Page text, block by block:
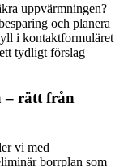
uppvärmningen?
och planera
i kontaktformuläret
tydligt förslag
– rätt från
vi med
borrplan som